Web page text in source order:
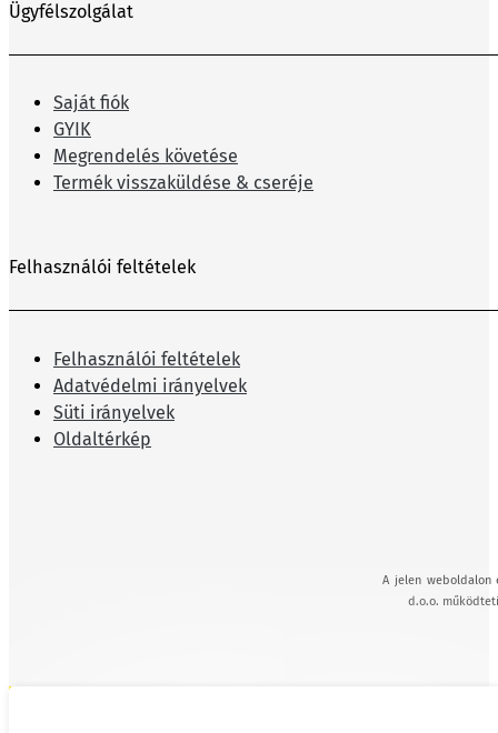
Ügyfélszolgálat
Saját fiók
GYIK
Megrendelés követése
Termék visszaküldése & cseréje
Felhasználói feltételek
Felhasználói feltételek
Adatvédelmi irányelvek
Süti irányelvek
Oldaltérkép
A jelen weboldalon
d.o.o.